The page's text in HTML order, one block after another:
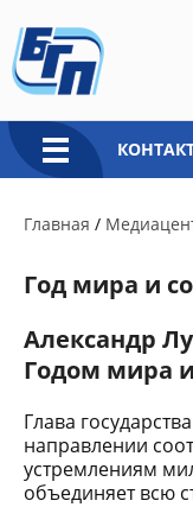
Главная /
Год мира и
Александр
Годом мира
Глава
направлении
устремлениям
объединяет всю